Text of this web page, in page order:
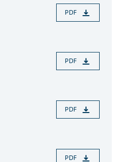
PDF
PDF
PDF
PDF